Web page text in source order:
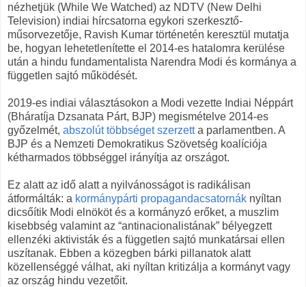
nézhetjük (While We Watched) az NDTV (New Delhi
Television) indiai hírcsatorna egykori szerkesztő-
műsorvezetője, Ravish Kumar történetén keresztül mutatja
be, hogyan lehetetlenítette el 2014-es hatalomra kerülése
után a hindu fundamentalista Narendra Modi és kormánya a
független sajtó működését.
2019-es indiai választásokon a Modi vezette Indiai Néppárt
(Bháratíja Dzsanata Párt, BJP) megismételve 2014-es
győzelmét, abszolút többséget szerzetta parlamentben. A
BJP és a Nemzeti Demokratikus Szövetség koalíciója
kétharmados többséggel irányítja az országot.
Ez alatt az idő alatt a nyilvánosságot is radikálisan
átformálták: a kormánypárti propagandacsatornák nyíltan
dicsőítik Modi elnököt és a kormányzó erőket, a muszlim
kisebbség valamint az “antinacionalistának” bélyegzett
ellenzéki aktivisták és a független sajtó munkatársai ellen
uszítanak. Ebben a közegben bárki pillanatok alatt
közellenséggé válhat, aki nyíltan kritizálja a kormányt vagy
az ország hindu vezetőit.